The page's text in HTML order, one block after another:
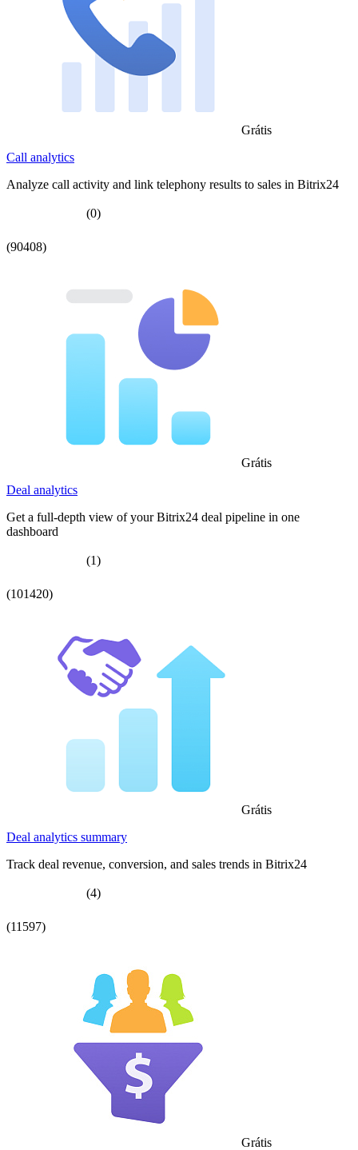
Grátis
Call analytics
Analyze call activity and link telephony results to sales in Bitrix24
(0)
(90408)
Grátis
Deal analytics
Get a full-depth view of your Bitrix24 deal pipeline in one
dashboard
(1)
(101420)
Grátis
Deal analytics summary
Track deal revenue, conversion, and sales trends in Bitrix24
(4)
(11597)
Grátis